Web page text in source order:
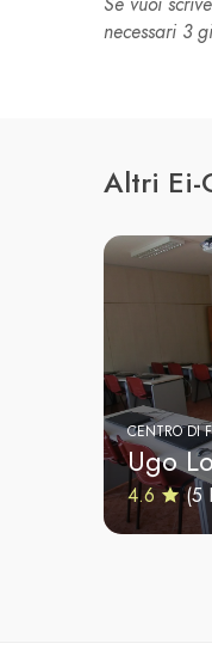
necessari 3
Altri Ei-
CENTRO DI
Ugo
4.6 (5